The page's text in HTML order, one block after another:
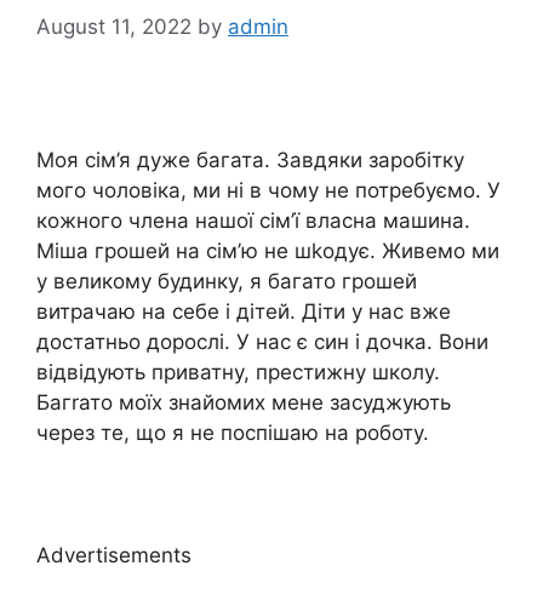
August 11, 2022 by admin
Моя сім’я дуже багата. Завдяки заробітку
мого чоловіка, ми ні в чому не потребуємо. У
кожного члена нашої сім’ї власна машина.
Міша грошей на сім’ю не шkодує. Живемо ми
у великому будинку, я багато грошей
витрачаю на себе і дітей. Діти у нас вже
достатньо дорослі. У нас є син і дочка. Вони
відвідують приватну, престижну школу.
Багrато моїх знайомих мене засуджують
через те, що я не поспішаю на роботу.
Advertisements